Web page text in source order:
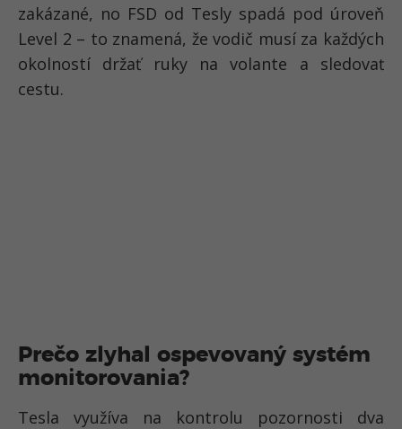
zakázané, no FSD od Tesly spadá pod úroveň
Level 2 – to znamená, že vodič musí za každých
okolností držať ruky na volante a sledovať
cestu.
Prečo zlyhal ospevovaný systém
monitorovania?
Tesla využíva na kontrolu pozornosti dva